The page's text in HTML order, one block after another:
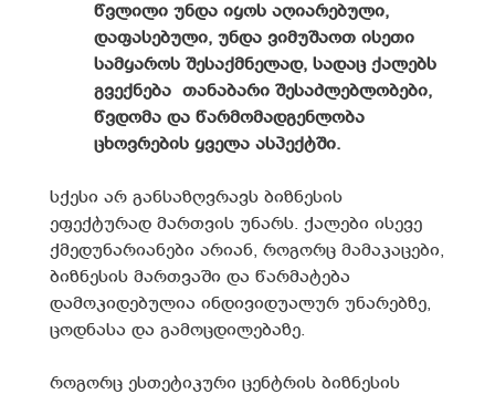
წვლილი უნდა იყოს აღიარებული,
დაფასებული, უნდა ვიმუშაოთ ისეთი
სამყაროს შესაქმნელად, სადაც ქალებს
გვექნება თანაბარი შესაძლებლობები,
წვდომა და წარმომადგენლობა
ცხოვრების ყველა ასპექტში.
სქესი არ განსაზღვრავს ბიზნესის
ეფექტურად მართვის უნარს. ქალები ისევე
ქმედუნარიანები არიან, როგორც მამაკაცები,
ბიზნესის მართვაში და წარმატება
დამოკიდებულია ინდივიდუალურ უნარებზე,
ცოდნასა და გამოცდილებაზე.
როგორც ესთეტიკური ცენტრის ბიზნესის